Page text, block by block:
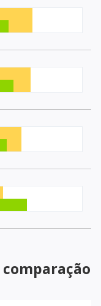
comparação